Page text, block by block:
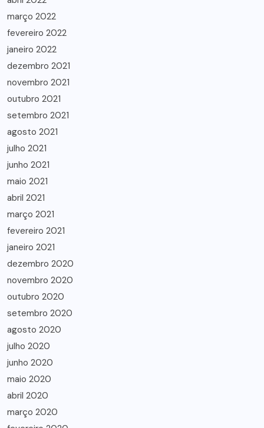
março 2022
fevereiro 2022
janeiro 2022
dezembro 2021
novembro 2021
outubro 2021
setembro 2021
agosto 2021
julho 2021
junho 2021
maio 2021
abril 2021
março 2021
fevereiro 2021
janeiro 2021
dezembro 2020
novembro 2020
outubro 2020
setembro 2020
agosto 2020
julho 2020
junho 2020
maio 2020
abril 2020
março 2020